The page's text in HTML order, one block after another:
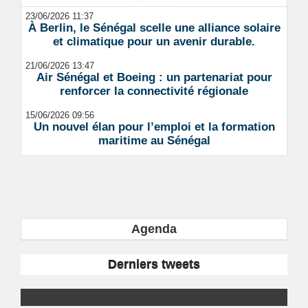
23/06/2026 11:37
À Berlin, le Sénégal scelle une alliance solaire
et climatique pour un avenir durable.
21/06/2026 13:47
Air Sénégal et Boeing : un partenariat pour
renforcer la connectivité régionale
15/06/2026 09:56
Un nouvel élan pour l’emploi et la formation
maritime au Sénégal
Agenda
Derniers tweets